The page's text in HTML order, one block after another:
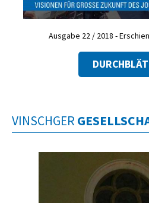
Ausgabe 22 / 2018 -
VINSCHGER